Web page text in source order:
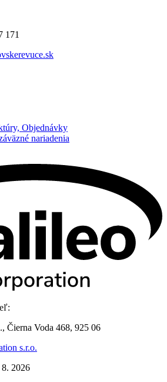
171
Objednávky
nariadenia
Čierna Voda 468, 925 06
s.r.o.
8. 2026